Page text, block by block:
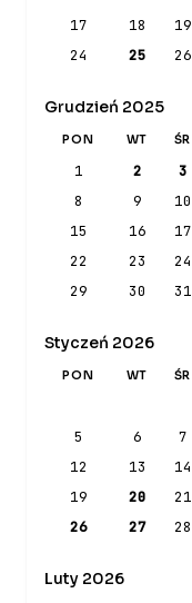
17
18 19
24
25 26
Grudzień 2025
PON WT ŚR
1 2 3
8
9 10
15
16 17
22
23 24
29
30 31
Styczeń 2026
PON WT ŚR
5
6 7
12
13 14
19
20 21
26
27 28
Luty 2026